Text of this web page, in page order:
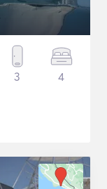
3 4